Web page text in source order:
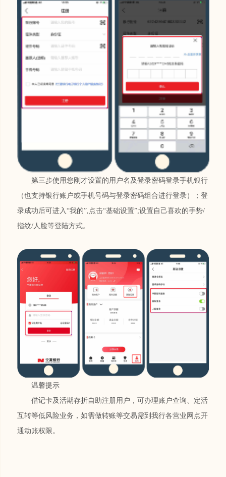
第三步使用您刚才设置的用户名及登录密码登录手机银行
（也支持银行账户或手机号码与登录密码组合进行登录）；登
录成功后可进入“我的”,点击“基础设置”;设置自己喜欢的手势/
指纹/人脸等登陆方式。
温馨提示
借记卡及活期存折自助注册用户，可办理账户查询、定活
互转等低风险业务，如需做转账等交易需到我行各营业网点开
通动账权限。